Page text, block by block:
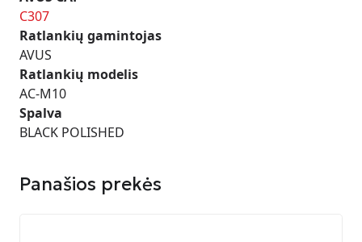
C307
Ratlankių gamintojas
AVUS
Ratlankių modelis
AC-M10
Spalva
BLACK POLISHED
Panašios prekės